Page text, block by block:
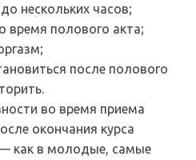
нескольких часов;
время полового акта;
после полового
во время приема
окончания курса
как в молодые, самые